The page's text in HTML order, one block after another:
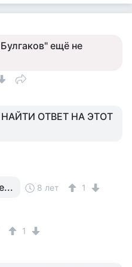
ещё не
ОТВЕТ НА ЭТОТ
8 лет 1
1